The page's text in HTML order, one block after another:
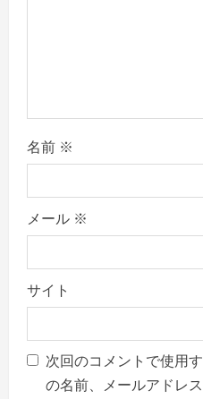
名前 ※
メール ※
サイト
次回のコメントで使用
の名前、メールアドレ